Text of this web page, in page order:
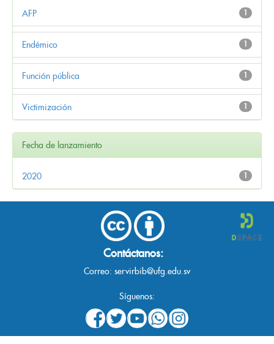
1
AFP
1
Endémico
1
Función pública
1
Victimización
Fecha de lanzamiento
1
2020
Contáctanos:
Correo: servirbib@ufg.edu.sv
Síguenos: